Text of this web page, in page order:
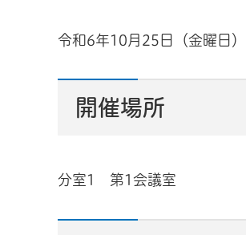
令和6年10月25日（金曜日
開催場所
分室1 第1会議室